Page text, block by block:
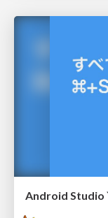
Android Studio